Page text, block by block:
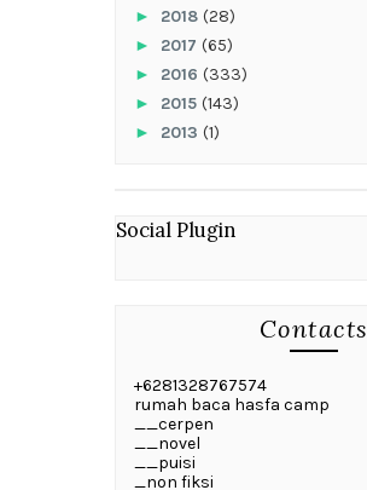
► 2018 (28)
► 2017 (65)
► 2016 (333)
► 2015 (143)
► 2013 (1)
Social Plugin
Contacts
+6281328767574
rumah baca hasfa camp
__cerpen
__novel
__puisi
_non fiksi